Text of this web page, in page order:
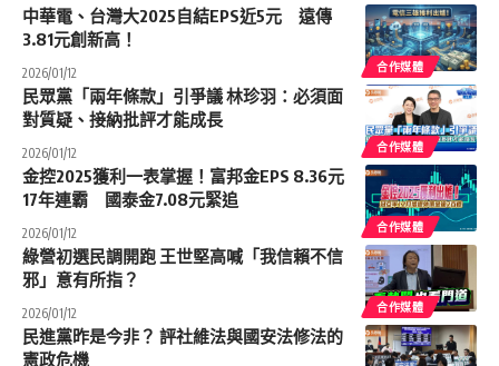
合作媒體
中華電、台灣大2025自結EPS近5元 遠傳
3.81元創新高！
2026/01/12
合作媒體
民眾黨「兩年條款」引爭議 林珍羽：必須面
對質疑、接納批評才能成長
2026/01/12
合作媒體
金控2025獲利一表掌握！富邦金EPS 8.36元
17年連霸 國泰金7.08元緊追
2026/01/12
合作媒體
綠營初選民調開跑 王世堅高喊「我信賴不信
邪」意有所指？
2026/01/12
民進黨昨是今非？ 評社維法與國安法修法的
憲政危機